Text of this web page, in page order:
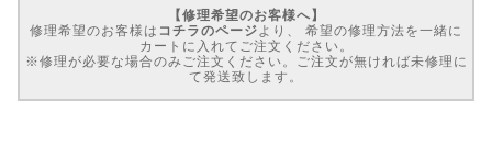
【修理希望のお客様へ】
修理希望のお客様は コチラのページ より、 希望の修理方法を一緒に
カートに入れてご注文ください。
※修理が必要な場合のみご注文ください。ご注文が無ければ未修理に
て発送致します。